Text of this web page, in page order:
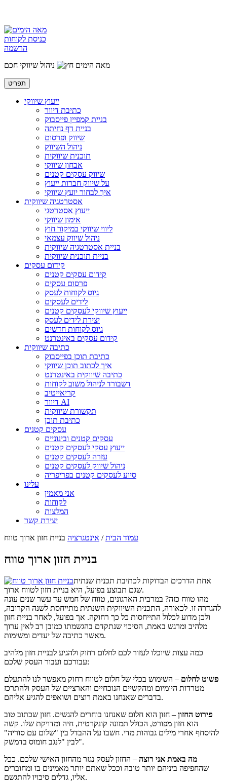
כניסת לקוחות
הרשמה
מאה הימים
ניהול שיווקי חכם
תפריט
ייעוץ שיווקי
כתיבת דיוור
בניית קמפיין פייסבוק
בניית דף נחיתה
שיווק ופרסום
ניהול השיווק
תוכנית שיווקית
אבחון שיווקי
שיווק עסקים קטנים
על שיווק חברות ייעוץ
איך לבחור יועץ שיווקי
אסטרטגיה שיווקית
ייעוץ אסטרטגי
אימון שיווקי
ליווי שיווקי במיקור חוץ
ניהול שיווק עצמאי
בניית אסטרטגיה שיווקית
בניית תוכנית שיווקית
קידום עסקים
קידום עסקים קטנים
פרסום עסקים
גיוס לקוחות לעסק
לידים לעסקים
ייעוץ שיווקי לעסקים קטנים
יצירת לידים לעסק
גיוס לקוחות חדשים
קידום עסקים באינטרנט
כתיבה שיווקית
כתיבת תוכן בפייסבוק
איך לכתוב תוכן שיווקי
כתיבה שיווקית באינטרנט
דשבורד לניהול משוב לקוחות
קריאייטיב
דיוור AI
תקשורת שיווקית
כתיבת תוכן
עסקים קטנים
עסקים קטנים ובינוניים
ייעוץ עסקי לעסקים קטנים
עזרה לעסקים קטנים
ניהול שיווק לעסקים קטנים
סיוע לעסקים קטנים בפריפריה
עלינו
אני מאמין
לקוחות
המלצות
יצירת קשר
עמוד הבית/ אינטגרציה בניית חזון ארוך טווח
בניית חזון ארוך טווח
אחת הדרכים הבדוקות לכתיבת תכנית שנתית
שגם תבוצע בפועל, היא בניית חזון לטווח ארוך.
מהו טווח כזה? במרבית הארגונים, טווח של חמש עד עשר שנים עונה
להגדרה זו. לכאורה, התכנית השיווקית השנתית מתייחסת לשנה הקרובה,
ולכן מדוע לכלול התייחסות כל כך רחוקה. אך בפועל, לאחר בניית חזון
מלהיב ומרגש באמת, הסיכוי שנתקדם בהגשמתו כמובן רב לאין ערוך
מאשר כתיבה של יעדים ומשימות.
כמה עצות שיוכלו לעזור לכם לחלום רחוק ולהגיע לבניית חזון מלהיב
עבורכם ועבור העסק שלכם:
פשוט לחלום – השימוש בכלי של חלום לטווח רחוק מאפשר לנו להתעלם
מטרדות היומיום ומהקשיים הנוכחיים והארציים של העסק ולהתרכז
בדברים שאנחנו באמת רוצים ושואפים להגיע אליהם.
פירוט החזון – חזון הוא חלום שאנחנו בוחרים להגשים. חזון שכתוב טוב
הוא חזון מפורט, הכולל תמונה קונקרטית, חיה ומדויקת שלו. קשה
להיסחף אחרי מילים גבוהות מדי. חשבו על ההבדל בין "שלום עם סוריה"
לבין "לנגב חומוס בדמשק".
מה באמת אני רוצה – החזון לעסק נגזר מהחזון האישי שלכם. ככל
שהחפיפה ביניהם יותר טובה וככל שאתם יותר מאמינים בו ומחוברים
אליו, גדלים סיכויו להתגשם.